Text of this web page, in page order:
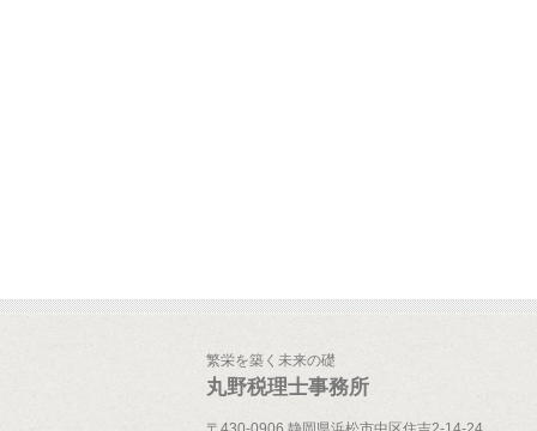
繁栄を築く未来の礎
丸野税理士事務所